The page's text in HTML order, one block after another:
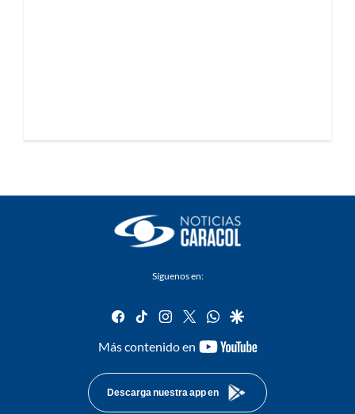
Síguenos en:
facebook
tiktok instagram
twitterwhatsapp
google
Más contenido en
youtube-
Descarga nuestra app en